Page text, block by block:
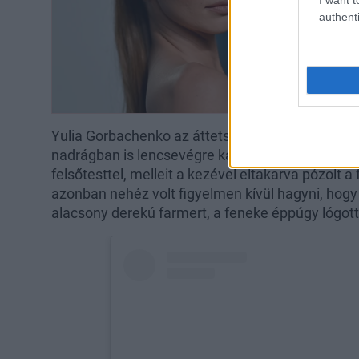
Yulia Gorbachenko az áttetsző fehér ruha
nadrágban is lencsevégre kapta napjaink egyik
felsőtesttel, melleit a kezével eltakarva pózolt
azonban nehéz volt figyelmen kívül hagyni,
alacsony derekú farmert, a feneke éppúgy